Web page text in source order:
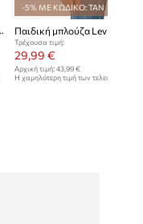
-5% ΜΕ ΚΩΔΙΚΟ: TAN
Παιδική μπλούζα Levi's
Τρέχουσα τιμή:
29,99 €
Αρχική τιμή: 43,99 €
Η χαμηλότερη τιμή των τελευταίων